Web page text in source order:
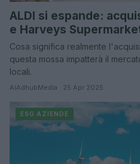
ALDI si espande:
e Harveys
Cosa significa realmente
questa mossa impatterà il
locali.
AiAdhubMedia · 25 Apr 2025
ESG AZIENDE